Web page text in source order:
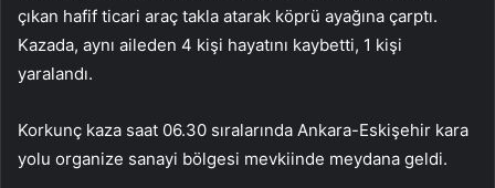
çıkan hafif ticari araç takla atarak köprü ayağına çarptı.
Kazada, aynı aileden 4 kişi hayatını kaybetti, 1 kişi
yaralandı.
Korkunç kaza saat 06.30 sıralarında Ankara-Eskişehir kara
yolu organize sanayi bölgesi mevkiinde meydana geldi.